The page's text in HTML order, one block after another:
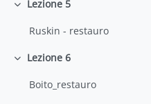
Minimizza
Lezione 5
Ruskin - restauro
Minimizza
Lezione 6
Boito_restauro